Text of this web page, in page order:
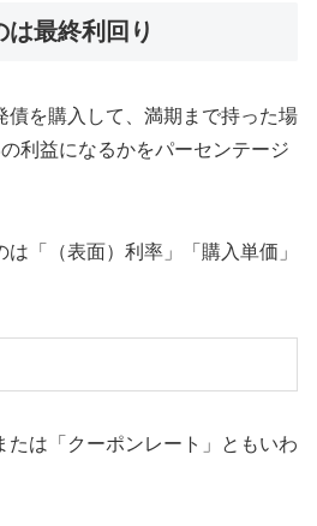
は最終利回り
を購入して、満期まで持った場
利益になるかをパーセンテージ
「（表面）利率」「購入単価」
は「クーポンレート」ともいわ